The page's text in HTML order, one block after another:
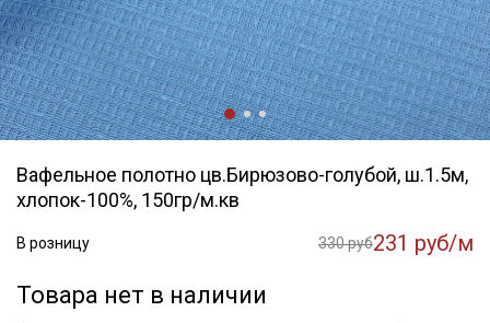
Вафельное полотно цв.Бирюзово-голубой, ш.1.5м,
хлопок-100%, 150гр/м.кв
В розницу 330 руб231 руб/м
Товара нет в наличии